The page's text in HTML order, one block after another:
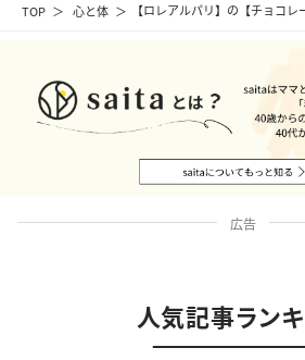
TOP 心と体 【ロレアルパリ】の【チョコ
広告
人気記事ラン